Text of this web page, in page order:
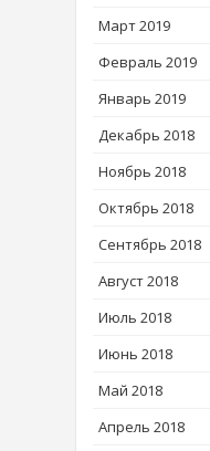
Март 2019
Февраль 2019
Январь 2019
Декабрь 2018
Ноябрь 2018
Октябрь 2018
Сентябрь 2018
Август 2018
Июль 2018
Июнь 2018
Май 2018
Апрель 2018